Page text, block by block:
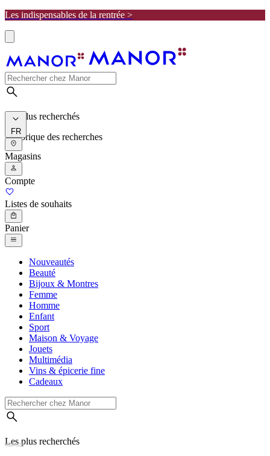
Les indispensables de la rentrée >
Les plus recherchés
Historique des recherches
FR
Magasins
Compte
Listes de souhaits
Panier
Nouveautés
Beauté
Bijoux & Montres
Femme
Homme
Enfant
Sport
Maison & Voyage
Jouets
Multimédia
Vins & épicerie fine
Cadeaux
Les plus recherchés